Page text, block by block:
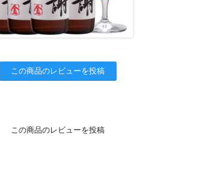
この商品のレビューを投稿
この商品のレビューを投稿